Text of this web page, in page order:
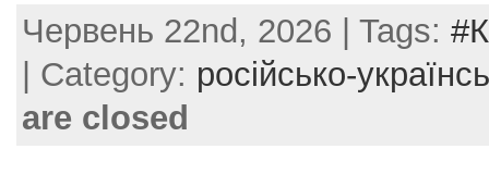
Червень 22nd, 2026 | Tags:
| Category: російсько-
are closed